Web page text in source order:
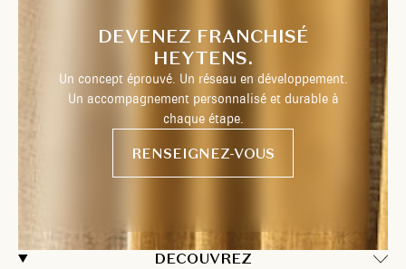
DECOUVREZ
DEVENEZ FRANCHISÉ
HEYTENS.
Un concept éprouvé. Un réseau en développement.
Un accompagnement personnalisé et durable à
chaque étape.
RENSEIGNEZ-VOUS